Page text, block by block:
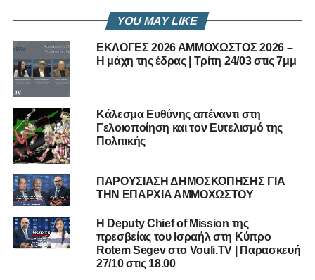
YOU MAY LIKE
ΕΚΛΟΓΕΣ 2026 ΑΜΜΟΧΩΣΤΟΣ 2026 –
Η μάχη της έδρας | Τρίτη 24/03 στις 7μμ
Κάλεσμα Ευθύνης απέναντι στη
Γελοιοποίηση και τον Ευτελισμό της
Πολιτικής
ΠΑΡΟΥΣΙΑΣΗ ΔΗΜΟΣΚΟΠΗΣΗΣ ΓΙΑ
ΤΗΝ ΕΠΑΡΧΙΑ ΑΜΜΟΧΩΣΤΟΥ
Η Deputy Chief of Mission της
πρεσβείας του Ισραήλ στη Κύπρο
Rotem Segev στο Vouli.TV | Παρασκευή
27/10 στις 18.00